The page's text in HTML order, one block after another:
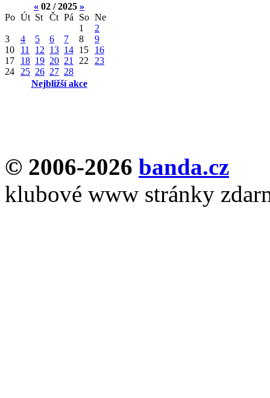
« 02 / 2025 »
Po Út St Čt Pá So Ne
1
2
3
4 5 6 7 8
9
10
11 12 13 14 15
16
17
18 19 20 21 22
23
24
25 26 27 28
Nejbližší akce
© 2006-2026 banda.cz
klubové www stránky